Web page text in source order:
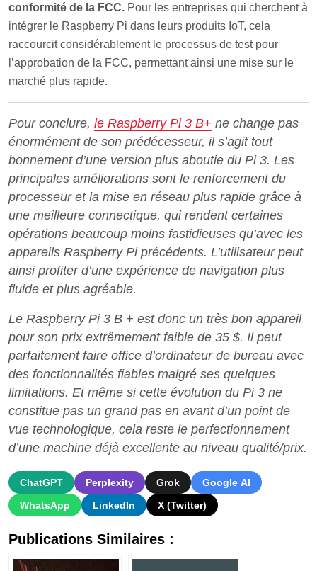
conformité de la FCC. Pour les entreprises qui cherchent à
intégrer le Raspberry Pi dans leurs produits IoT, cela
raccourcit considérablement le processus de test pour
l’approbation de la FCC, permettant ainsi une mise sur le
marché plus rapide.
Pour conclure, le Raspberry Pi 3 B+ ne change pas
énormément de son prédécesseur, il s’agit tout
bonnement d’une version plus aboutie du Pi 3. Les
principales améliorations sont le renforcement du
processeur et la mise en réseau plus rapide grâce à
une meilleure connectique, qui rendent certaines
opérations beaucoup moins fastidieuses qu’avec les
appareils Raspberry Pi précédents. L’utilisateur peut
ainsi profiter d’une expérience de navigation plus
fluide et plus agréable.
Le Raspberry Pi 3 B + est donc un très bon appareil
pour son prix extrêmement faible de 35 $. Il peut
parfaitement faire office d’ordinateur de bureau avec
des fonctionnalités fiables malgré ses quelques
limitations. Et même si cette évolution du Pi 3 ne
constitue pas un grand pas en avant d’un point de
vue technologique, cela reste le perfectionnement
d’une machine déjà excellente au niveau qualité/prix.
ChatGPT Perplexity Grok
Google AI
WhatsApp
LinkedIn X (Twitter)
Publications Similaires :